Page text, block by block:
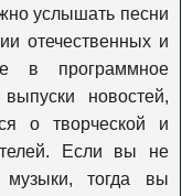
услышать песни
отечественных и
в программное
новостей,
о творческой и
Если вы не
музыки, тогда вы